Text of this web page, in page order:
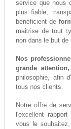
service que nous
plus fiable,
bénéficient de
maitrise de tout
non dans le but de
Nos
grande attention,
philosophie, afin
tous nos clients.
Notre offre de
l'excellent
vous le